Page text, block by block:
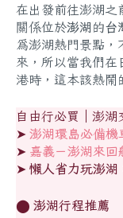
在出發前往澎湖之
關係位於澎湖 的台
為澎湖熱門景點
來，所以當我們在
港時，這本該熱鬧
自由行必買｜澎湖
➤ 澎湖環島必備機
➤ 嘉義－澎湖來回
➤ 懶人省力玩澎湖
⬤ 澎湖行程推薦